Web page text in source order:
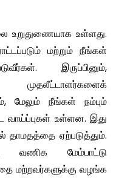
உறுதுணையாக உள்ளது.
மற்றும் நீங்கள்
இருப்பினும்,
முதலீட்டாளர்களைக்
மேலும் நீங்கள் நம்பும்
வாய்ப்புகள் உள்ளன. இது
ஏற்படுத்தும்.
வணிக மேம்பாட்டு
மற்றவர்களுக்கு வழங்க